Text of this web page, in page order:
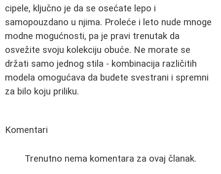
cipele, ključno je da se osećate lepo i
samopouzdano u njima. Proleće i leto nude mnoge
modne mogućnosti, pa je pravi trenutak da
osvežite svoju kolekciju obuće. Ne morate se
držati samo jednog stila - kombinacija različitih
modela omogućava da budete svestrani i spremni
za bilo koju priliku.
Komentari
Trenutno nema komentara za ovaj članak.